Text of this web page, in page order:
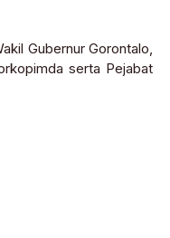
Gubernur Gorontalo,
serta Pejabat